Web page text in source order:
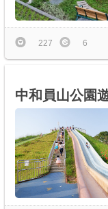
227 6
中和員山公園